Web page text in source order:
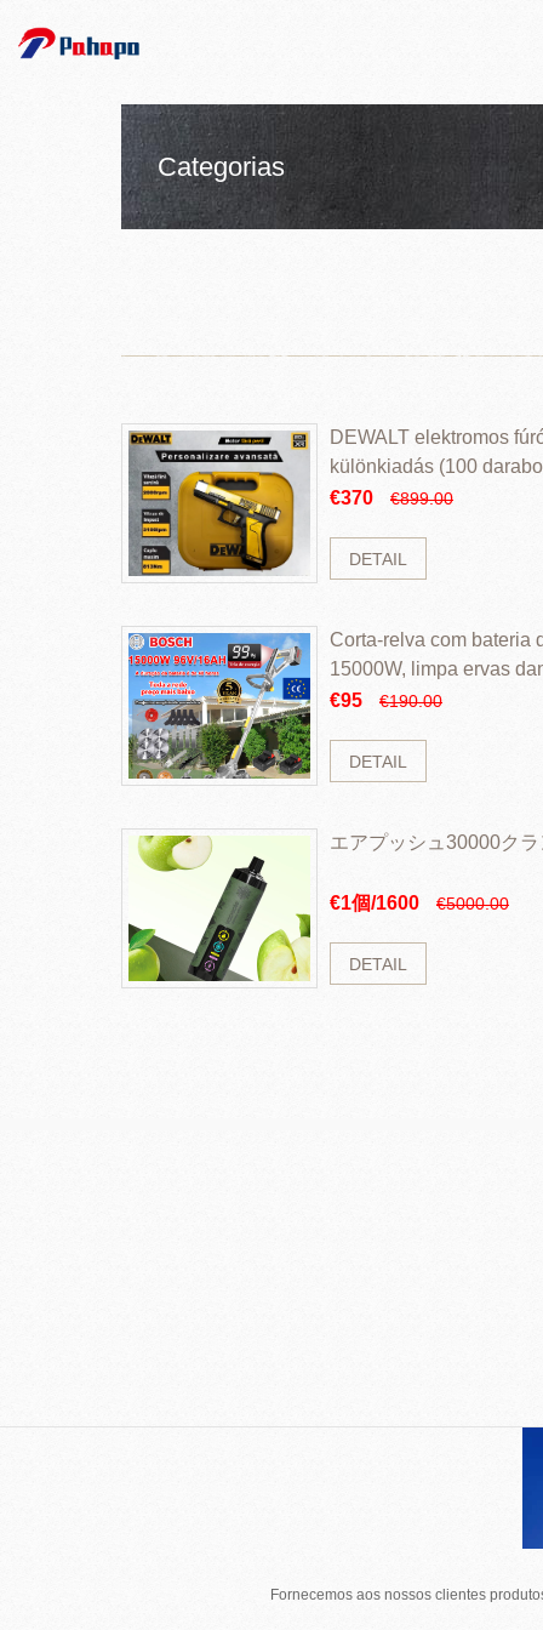
Categorias
DEWALT elektromos
különkiadás (100
€370
€899.00
DETAIL
Corta-relva com bateria
15000W, limpa ervas
rapidamente
€95 €190.00
DETAIL
エアプッシュ30000ク
€1個/1600 €5000.00
DETAIL
Fornecemos aos nossos clientes